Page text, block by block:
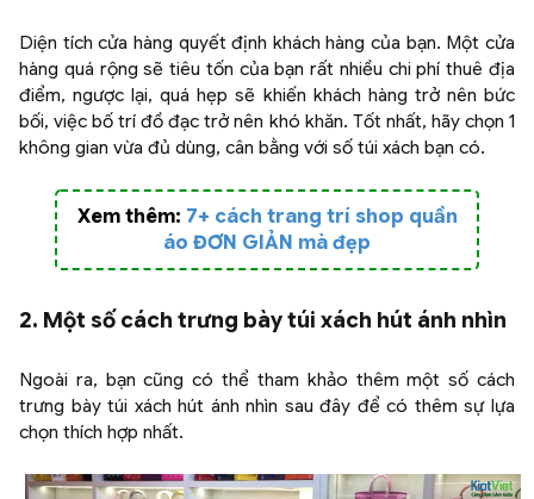
Diện tích cửa hàng quyết định khách hàng của bạn. Một cửa
hàng quá rộng sẽ tiêu tốn của bạn rất nhiều chi phí thuê địa
điểm, ngược lại, quá hẹp sẽ khiến khách hàng trở nên bức
bối, việc bố trí đồ đạc trở nên khó khăn. Tốt nhất, hãy chọn 1
không gian vừa đủ dùng, cân bằng với số túi xách bạn có.
Xem thêm: 7+ cách trang trí shop quần
áo ĐƠN GIẢN mà đẹp
2. Một số cách trưng bày túi xách hút ánh nhìn
Ngoài ra, bạn cũng có thể tham khảo thêm một số cách
trưng bày túi xách hút ánh nhìn sau đây để có thêm sự lựa
chọn thích hợp nhất.